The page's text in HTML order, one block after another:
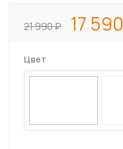
21 990 17 590
Цвет